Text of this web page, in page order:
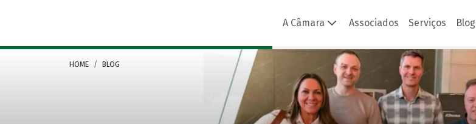
A Câmara Associados Serviços Blog
HOME BLOG